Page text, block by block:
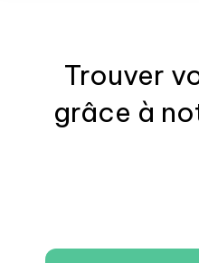
Trouver
grâce à